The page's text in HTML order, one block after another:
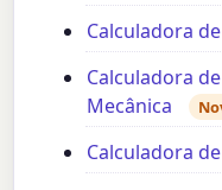
Calculadora
Calculadora
Mecânica
Calculadora